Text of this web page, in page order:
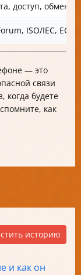
доступ, обмен
ISO/IEC,
— это
связи
когда будете
как
историю
и как он